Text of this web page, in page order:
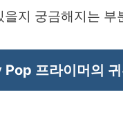
을지 궁금해지는 부
프라이머의